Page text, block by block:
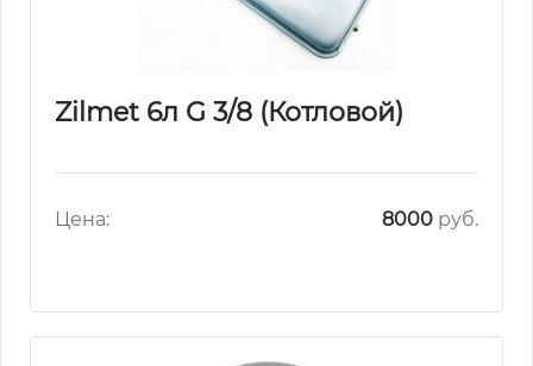
Zilmet 6л G 3/8 (Котловой)
Цена: 8000руб.